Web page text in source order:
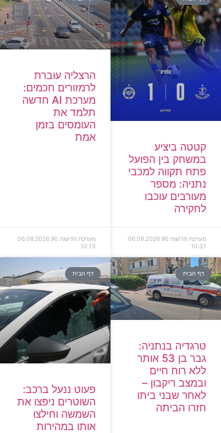
קטטה ביציע
במשחק בין הפועל
פתח תקווה למכבי
נתניה: מספר
מעורבים עוכבו
לחקירה
מערכת חדשות 90
06.08.2026
10:31
הרצליה עוברת
לרמזורים חכמים:
מערכת AI חדשה
תלמד את
העומסים בזמן
אמת
מערכת חדשות 90
06.08.2026
10:13
דף הבית
טרגדיה בנתניה:
גבר בן 53 אותר
ללא רוח חיים
ובמצב ריקבון –
לאחר שבני ביתו
חזרו הביתה
דף הבית
פעוט ננעל ברכב:
השוטרים ניפצו את
השמשה וחילצו
אותו במהירות